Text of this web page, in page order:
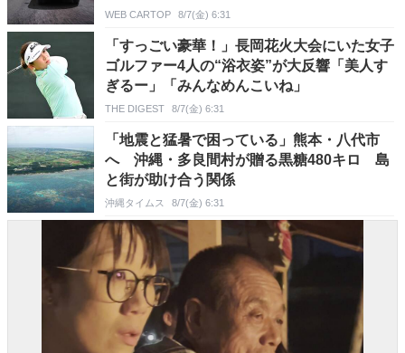
WEB CARTOP 8/7(金) 6:31
「すっごい豪華！」長岡花火大会にいた女子
ゴルファー4人の“浴衣姿”が大反響「美人す
ぎるー」「みんなめんこいね」
THE DIGEST 8/7(金) 6:31
「地震と猛暑で困っている」熊本・八代市
へ 沖縄・多良間村が贈る黒糖480キロ 島
と街が助け合う関係
沖縄タイムス 8/7(金) 6:31